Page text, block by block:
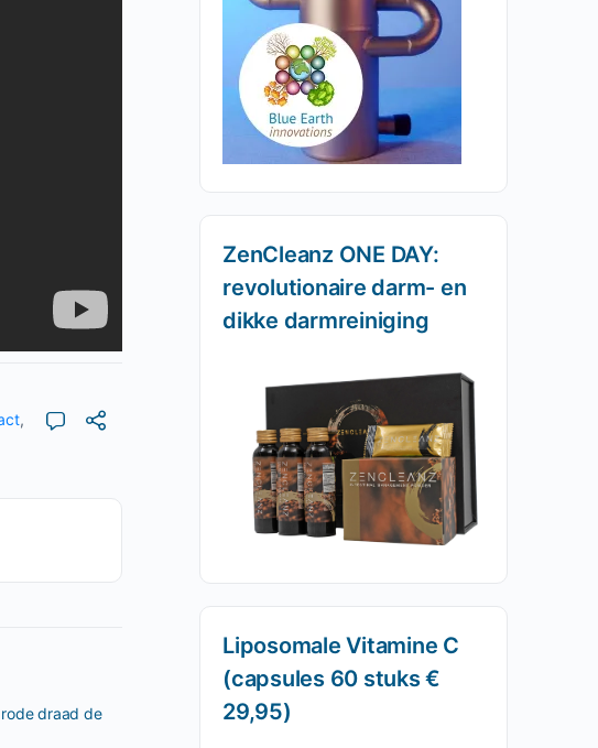
,
draad de
ZenCleanz ONE DAY:
revolutionaire darm- en
dikke darmreiniging
Liposomale Vitamine C
(capsules 60 stuks €
29,95)